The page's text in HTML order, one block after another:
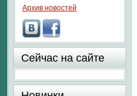
Архив новостей
Сейчас на сайте